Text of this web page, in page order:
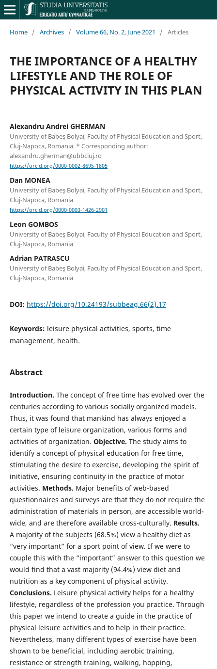
Home / Archives / Volume 66, No. 2, June 2021 / Articles
THE IMPORTANCE OF A HEALTHY
LIFESTYLE AND THE ROLE OF
PHYSICAL ACTIVITY IN THIS PLAN
Alexandru Andrei GHERMAN
University of Babeş Bolyai, Faculty of Physical Education and Sport,
Cluj-Napoca, Romania. * Corresponding author:
alexandru.gherman@ubbcluj.ro
https://orcid.org/0000-0002-8695-1805
Dan MONEA
University of Babeş Bolyai, Faculty of Physical Education and Sport,
Cluj-Napoca, Romania
https://orcid.org/0000-0003-1426-2901
Leon GOMBOS
University of Babeş Bolyai, Faculty of Physical Education and Sport,
Cluj-Napoca, Romania
Adrian PATRASCU
University of Babeş Bolyai, Faculty of Physical Education and Sport,
Cluj-Napoca, Romania
DOI: https://doi.org/10.24193/subbeag.66(2).17
Keywords: leisure physical activities, sports, time
management, health.
Abstract
Introduction. The concept of free time has evolved over the
centuries according to various socially organized models.
Thus, it was found that mankind has always enjoyed a
certain type of leisure organization, various forms and
activities of organization. Objective. The study aims to
identify a concept of physical education for free time,
stimulating the desire to exercise, developing the spirit of
initiative, ensuring continuity in the practice of motor
activities. Methods. Major benefits of web-based
questionnaires and surveys are that they do not require the
administration of materials in person, are accessible world-
wide, and are therefore available cross-culturally. Results.
A majority of the subjects (68.5%) view a healthy diet as
“very important” for a sport point of view. If we were to
couple this with the “important” answer to this question we
would find that a vast majority (94.4%) view diet and
nutrition as a key component of physical activity.
Conclusions. Leisure physical activity helps for a healthy
lifestyle, regardless of the profession you practice. Through
this paper we intend to create a guide in the practice of
physical leisure activities and to help in their practice.
Nevertheless, many different types of exercise have been
shown to be beneficial, including aerobic training,
resistance or strength training, walking, hopping,